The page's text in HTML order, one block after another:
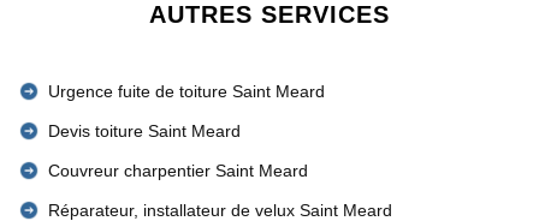
AUTRES SERVICES
Urgence fuite de toiture Saint Meard
Devis toiture Saint Meard
Couvreur charpentier Saint Meard
Réparateur, installateur de velux Saint Meard